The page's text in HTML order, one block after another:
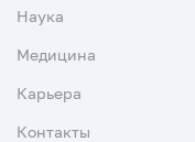
Наука
Медицина
Карьера
Контакты